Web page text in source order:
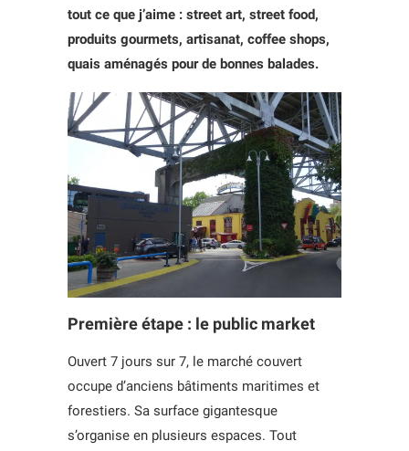
tout ce que j’aime : street art, street food,
produits gourmets, artisanat, coffee shops,
quais aménagés pour de bonnes balades.
Première étape : le public market
Ouvert 7 jours sur 7, le marché couvert
occupe d’anciens bâtiments maritimes et
forestiers. Sa surface gigantesque
s’organise en plusieurs espaces. Tout